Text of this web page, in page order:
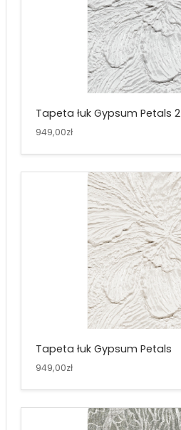
Tapeta łuk Gypsum Petals 2
949,00zł
Tapeta łuk Gypsum Petals
949,00zł